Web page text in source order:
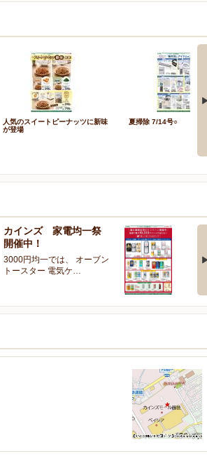
人気のスイートピーナッツに新味
が登場
夏掃除 7/14号○
カインズ 家電均一祭
開催中！
3000円均一では、 オーブン
トースター 電気ケ…
夏
夏
開